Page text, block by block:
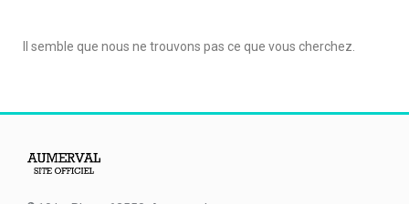
Il semble que nous ne trouvons pas ce que vous cherchez.